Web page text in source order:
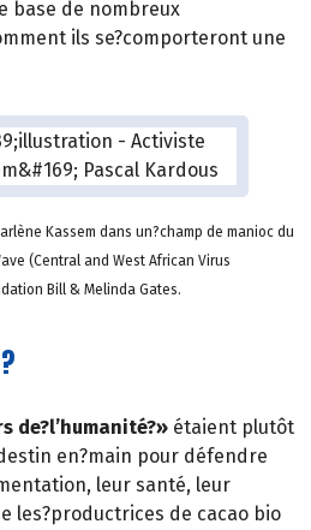
base de nombreux
ils se?comporteront une
Kassem dans un?champ de manioc du
(Central and West African Virus
Bill & Melinda Gates.
de?l’humanité?» étaient plutôt
en?main pour défendre
leur santé, leur
les?productrices de cacao bio